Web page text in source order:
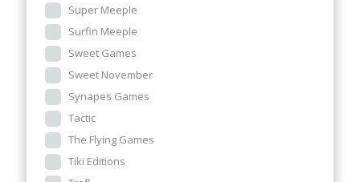
Super Meeple
Surfin Meeple
Sweet Games
Sweet November
Synapes Games
Tactic
The Flying Games
Tiki Editions